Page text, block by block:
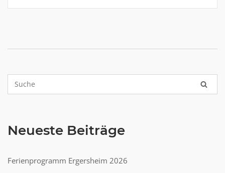
Neueste Beiträge
Ferienprogramm Ergersheim 2026